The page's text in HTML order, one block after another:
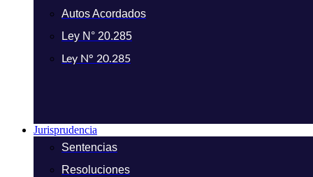
Autos Acordados
Ley N° 20.285
Ley N° 20.285
Jurisprudencia
Sentencias
Resoluciones